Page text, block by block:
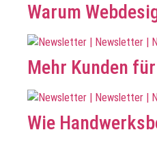
Warum
Mehr Kunden
Wie